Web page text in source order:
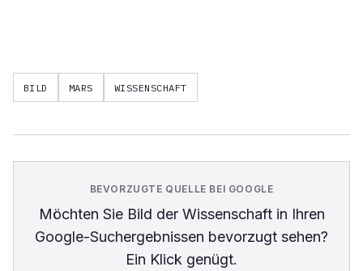
BILD MARS WISSENSCHAFT
BEVORZUGTE QUELLE BEI GOOGLE
Möchten Sie Bild der Wissenschaftin Ihren
Google-Suchergebnissen bevorzugt sehen?
Ein Klick genügt.